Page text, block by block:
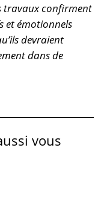
travaux confirment
et émotionnels
devraient
dans de
vous